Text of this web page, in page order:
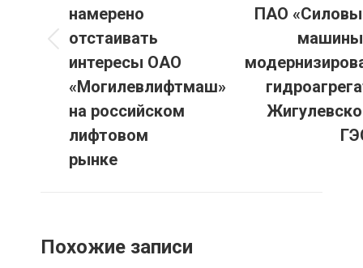
Предыдущая
запись:
намерено
отстаивать
интересы ОАО
«Могилевлифтмаш»
на российском
лифтовом
рынке
Следующая
запись:
ПАО
Похожие записи